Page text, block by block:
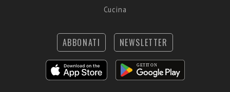
Cucina
ABBONATI NEWSLETTER